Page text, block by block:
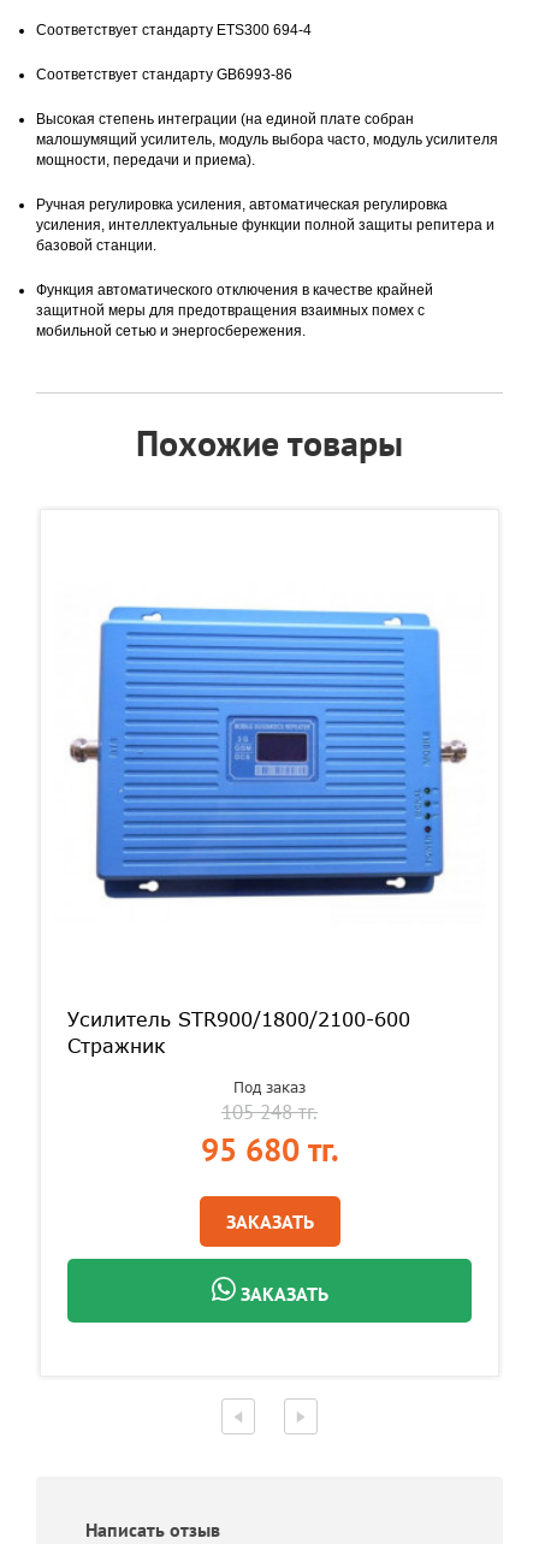
Соответствует стандарту ETS300 694-4
Соответствует стандарту GB6993-86
Высокая степень интеграции (на единой плате собран
малошумящий усилитель, модуль выбора часто, модуль усилителя
мощности, передачи и приема).
Ручная регулировка усиления, автоматическая регулировка
усиления, интеллектуальные функции полной защиты репитера и
базовой станции.
Функция автоматического отключения в качестве крайней
защитной меры для предотвращения взаимных помех с
мобильной сетью и энергосбережения.
Похожие товары
Усилитель STR900/1800/2100-600
Стражник
Под заказ
105 248 тг.
95 680 тг.
ЗАКАЗАТЬ
ЗАКАЗАТЬ
Написать отзыв